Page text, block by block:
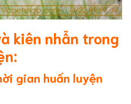
kiên nhẫn trong
gian huấn luyện